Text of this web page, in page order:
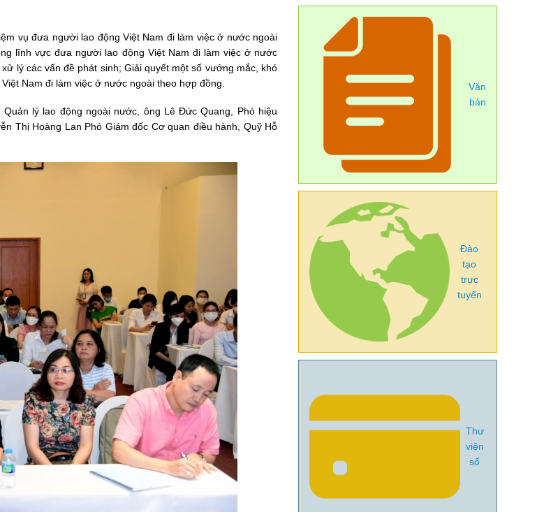
vụ đưa người lao động Việt Nam đi làm việc ở nước ngoài
lĩnh vực đưa người lao động Việt Nam đi làm việc ở nước
lý các vấn đề phát sinh; Giải quyết một số vướng mắc, khó
Nam đi làm việc ở nước ngoài theo hợp đồng.
lý lao động ngoài nước, ông Lê Đức Quang, Phó hiệu
Thị Hoàng Lan Phó Giám đốc Cơ quan điều hành, Quỹ Hỗ
Văn
bản
Đào
tạo
trực
tuyến
Thư
viện
số